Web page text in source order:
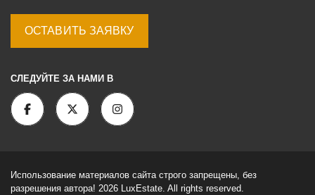
ОСТАВИТЬ ЗАЯВКУ
СЛЕДУЙТЕ ЗА НАМИ В
Использование материалов сайта строго запрещены, без
разрешения автора! 2026 LuxEstate. All rights reserved.